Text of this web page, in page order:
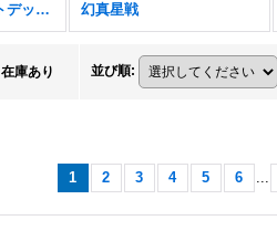
ぶっちぎりスタートデッキ 聖域の光剣士＆帝国の暴竜 幻真星戦
在庫あり 並び順:
1 2 3 4 5 6 ...